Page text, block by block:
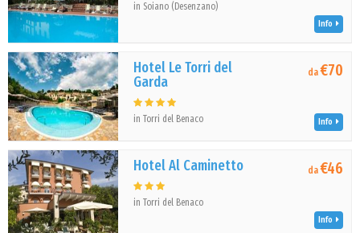
in Soiano (Desenzano)
Info
Hotel Le Torri del
Garda
in Torri del Benaco
da€70
Info
Hotel Al Caminetto
in Torri del Benaco
da€46
Info